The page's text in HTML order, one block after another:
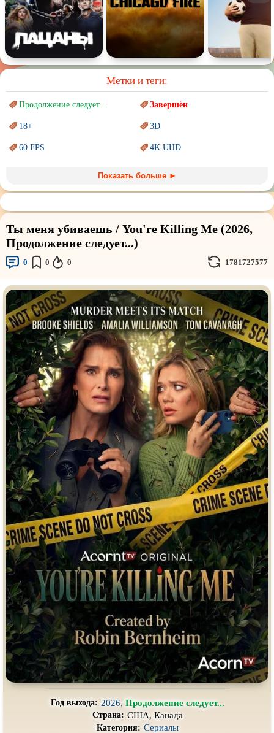
Метки и теги:
Продолжение следует... Завершён
18+ 3D
60 FPS 4K UHD
Marvel PIXAR
Sci-Fi (Научнаяфантастика) Trash (трэш) movies
Авангард иСюрреализм Ангелы и Демоны
Аниме
Дорамы Индийское кино
Киберпанк Коллекция
Комикс Маги и Волшебники
Наркотики Новогодние
Основанное нареальных
событиях
Параллельные миры
Перевод Гоблина Перевод Кубик в Кубе
ПереводКураж-Бамбей Пеплум
Подростковаяжестокость Постапокалипсис
Призраки Про акул
Про апокалипсис Про богатых
Про богов Про вампиров
Про ведьм Про викингов
Про выживание Про гангстеров
Про гонки Про деревню
Про динозавров Про драконов
Про животных Про зомби
Про инопланетян
Про корабли и подводные
лодки
Про космос
Про любовь
Про пиратов
Показать больше ►
Ты меня убиваешь / You're Killing Me (2026,
Продолжение следует...)
0 0 0 1781727577
Год выхода: 2026, Продолжение следует...
Страна: США, Канада
Категория: Сериалы